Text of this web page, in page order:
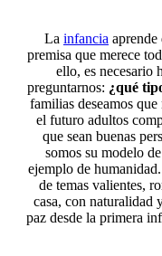
La infancia aprende
premisa que merece
ello, es necesario
preguntarnos: ¿qué
familias deseamos
el futuro adultos
que sean buenas
somos su modelo
ejemplo de
de temas valientes,
casa, con naturalidad
paz desde la primera